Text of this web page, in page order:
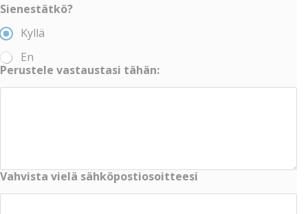
Sienestätkö?
Kyllä
En
Perustele vastaustasi tähän:
Vahvista vielä sähköpostiosoitteesi